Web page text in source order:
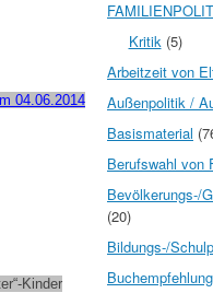
04.06.2014
Kinder
Kritik(5)
Arbeitzeit von
Außenpolitik /
Basismaterial
Berufswahl von
Bevölkerungs-/
(20)
Bildungs-/